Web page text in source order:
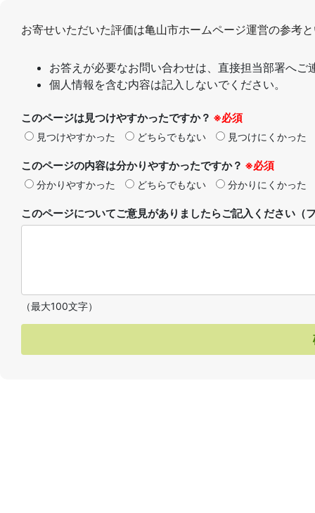
お寄せいただいた評価は亀山市ホームページ運営の参考
お答えが必要なお問い合わせは、直接担当部署へご
個人情報を含む内容は記入しないでください。
このページは見つけやすかったですか？ ※必須
見つけやすかった どちらでもない 見つけにくかった
このページの内容は分かりやすかったですか？ ※必須
分かりやすかった どちらでもない 分かりにくかった
このページについてご意見がありましたらご記入ください
（最大100文字）